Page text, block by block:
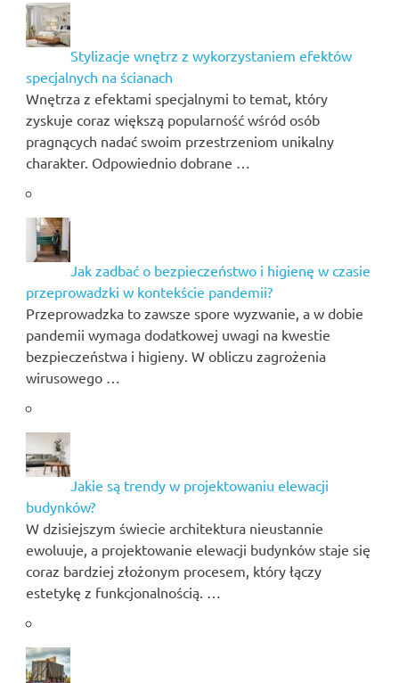
Stylizacje wnętrz z wykorzystaniem efektów
specjalnych na ścianach
Wnętrza z efektami specjalnymi to temat, który
zyskuje coraz większą popularność wśród osób
pragnących nadać swoim przestrzeniom unikalny
charakter. Odpowiednio dobrane …
Jak zadbać o bezpieczeństwo i higienę w czasie
przeprowadzki w kontekście pandemii?
Przeprowadzka to zawsze spore wyzwanie, a w dobie
pandemii wymaga dodatkowej uwagi na kwestie
bezpieczeństwa i higieny. W obliczu zagrożenia
wirusowego …
Jakie są trendy w projektowaniu elewacji
budynków?
W dzisiejszym świecie architektura nieustannie
ewoluuje, a projektowanie elewacji budynków staje się
coraz bardziej złożonym procesem, który łączy
estetykę z funkcjonalnością. …